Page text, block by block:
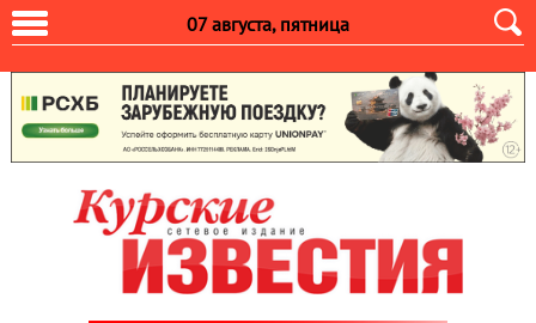
07 августа, пятница